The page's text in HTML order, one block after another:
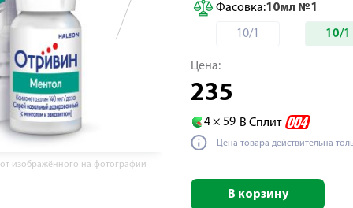
изображённого на фотографии
Фасовка:10мл №1
10/1 10/1
Цена:
235
4 × 59 В Сплит
Цена товара действительна
В корзину